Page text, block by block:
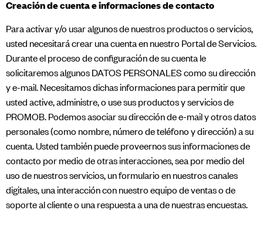
Creación de cuenta e informaciones de contacto​
Para activar y/o usar algunos de nuestros productos o servicios,
usted necesitará crear una cuenta en nuestro Portal de Servicios.
Durante el proceso de configuración de su cuenta le
solicitaremos algunos DATOS PERSONALES como su dirección
y e-mail. Necesitamos dichas informaciones para permitir que
usted active, administre, o use sus productos y servicios de
PROMOB. Podemos asociar su dirección de e-mail y otros datos
personales (como nombre, número de teléfono y dirección) a su
cuenta. Usted también puede proveernos sus informaciones de
contacto por medio de otras interacciones, sea por medio del
uso de nuestros servicios, un formulario en nuestros canales
digitales, una interacción con nuestro equipo de ventas o de
soporte al cliente o una respuesta a una de nuestras encuestas.